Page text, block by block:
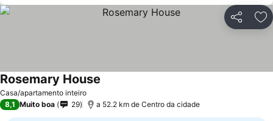
Partilhar
Casa/apartamento inteiro
Rosemary House
8,1 Muito boa 29 a 52.2 km de Centro da cidade